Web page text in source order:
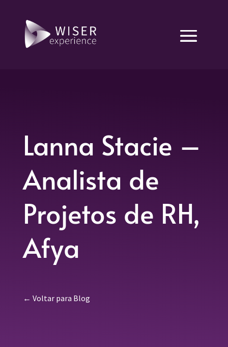
Lanna Stacie –
Analista de
Projetos de RH,
Afya
← Voltar para Blog